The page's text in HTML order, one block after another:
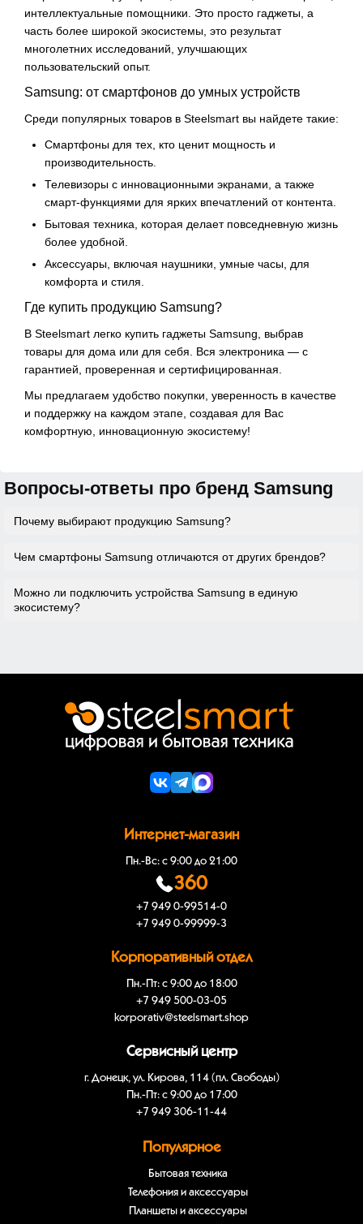
интеллектуальные помощники. Это просто гаджеты, а
часть более широкой экосистемы, это результат
многолетних исследований, улучшающих
пользовательский опыт.
Samsung: от смартфонов до умных устройств
Среди популярных товаров в Steelsmart вы найдете такие:
Смартфоны для тех, кто ценит мощность и
производительность.
Телевизоры с инновационными экранами, а также
смарт-функциями для ярких впечатлений от контента.
Бытовая техника, которая делает повседневную жизнь
более удобной.
Аксессуары, включая наушники, умные часы, для
комфорта и стиля.
Где купить продукцию Samsung?
В Steelsmart легко купить гаджеты Samsung, выбрав
товары для дома или для себя. Вся электроника — с
гарантией, проверенная и сертифицированная.
Мы предлагаем удобство покупки, уверенность в качестве
и поддержку на каждом этапе, создавая для Вас
комфортную, инновационную экосистему!
Вопросы-ответы про бренд Samsung
Почему выбирают продукцию Samsung?
Samsung — это сочетание передовых технологий,
предлагает ассортимент устройств, включая
смартфоны, телевизоры, бытовую технику и
Чем смартфоны Samsung отличаются от других брендов?
Флагманские и бюджетные модели Samsung
предлагают мощные процессоры, камеры с
Можно ли подключить устройства Samsung в единую
экосистему?
Интернет-магазин
Пн.-Вс: с 9:00 до 21:00
360
+7 949 0-99514-0
+7 949 0-99999-3
Корпоративный отдел
Пн.-Пт: с 9:00 до 18:00
+7 949 500-03-05
korporativ@steelsmart.shop
Сервисный центр
г. Донецк, ул. Кирова, 114 (пл. Свободы)
Пн.-Пт: с 9:00 до 17:00
+7 949 306-11-44
Популярное
Бытовая техника
Телефония и аксессуары
Планшеты и аксессуары